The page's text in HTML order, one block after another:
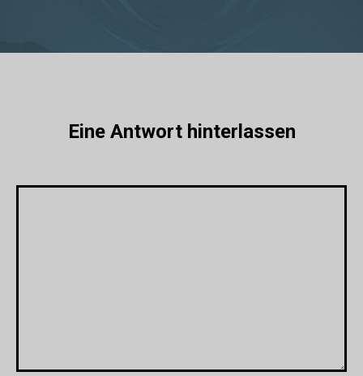
Eine Antwort hinterlassen